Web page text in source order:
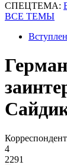
СПЕЦТЕМА:
ВСЕ ТЕМЫ
4
2291